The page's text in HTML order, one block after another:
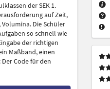
der SEK 1.
auf Zeit,
Die Schüler
so schnell wie
der richtigen
Maßband, einen
Code für den